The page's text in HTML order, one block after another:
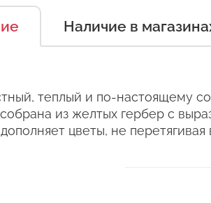
Наличие в
теплый и по-настоящему
из желтых гербер с
цветы, не
Цена/Качество:
Есть несколько простых
1. Переносите букеты в
2. Минимизируйте